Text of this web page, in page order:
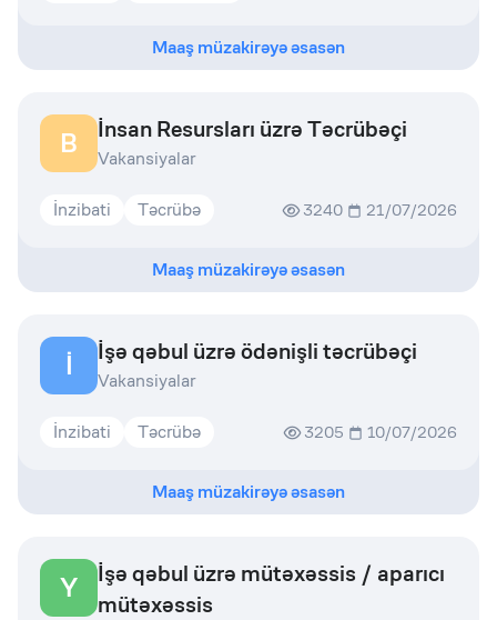
Maaş müzakirəyə əsasən
B İnsan Resursları üzrə Təcrübəçi
Vakansiyalar
İnzibati Təcrübə 3240 21/07/2026
Maaş müzakirəyə əsasən
İ İşə qəbul üzrə ödənişli təcrübəçi
Vakansiyalar
İnzibati Təcrübə 3205 10/07/2026
Maaş müzakirəyə əsasən
Y
İşə qəbul üzrə mütəxəssis / aparıcı
mütəxəssis